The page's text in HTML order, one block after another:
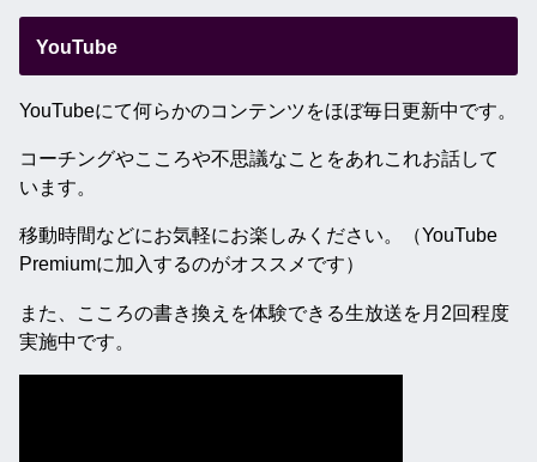
YouTube
YouTubeにて何らかのコンテンツをほぼ毎日更新中です。
コーチングやこころや不思議なことをあれこれお話して
います。
移動時間などにお気軽にお楽しみください。（YouTube
Premiumに加入するのがオススメです）
また、こころの書き換えを体験できる生放送を月2回程度
実施中です。